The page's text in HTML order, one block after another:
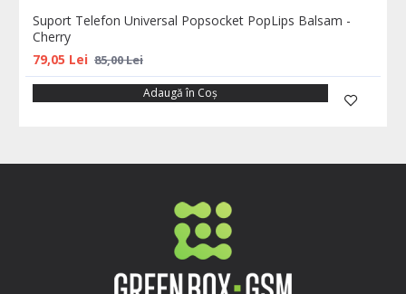
Suport Telefon Universal Popsocket PopLips Balsam -
Cherry
79,05 Lei 85,00 Lei
Adaugă în Coş